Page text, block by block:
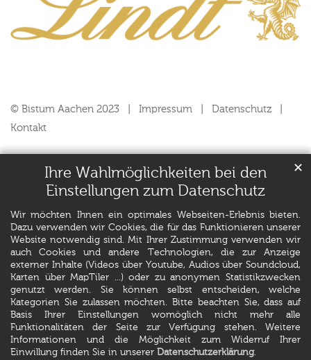
Ihre Wahlmöglichkeiten bei den
Einstellungen zum Datenschutz
Wir möchten Ihnen ein optimales Webseiten-Erlebnis bieten.
Dazu verwenden wir Cookies, die für das Funktionieren unserer
Website notwendig sind. Mit Ihrer Zustimmung verwenden wir
auch Cookies und andere Technologien, die zur Anzeige
externer Inhalte (Videos über Youtube, Audios über Soundcloud,
Karten über MapTiler ...) oder zu anonymen Statistikzwecken
genutzt werden. Sie können selbst entscheiden, welche
Kategorien Sie zulassen möchten. Bitte beachten Sie, dass auf
Basis Ihrer Einstellungen womöglich nicht mehr alle
Funktionalitäten der Seite zur Verfügung stehen. Weitere
Informationen und die Möglichkeit zum Widerruf Ihrer
Einwillung finden Sie in unserer Datenschutzerklärung.
✕
© Bistum Aachen 2023 Impressum
Datenschutz
Kontakt